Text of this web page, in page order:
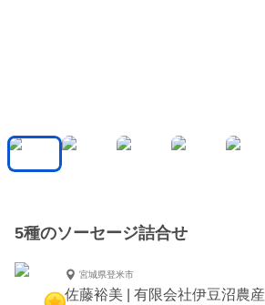
5種のソーセージ詰合せ
宮城県登米市
佐藤裕美 | 有限会社伊豆沼農産